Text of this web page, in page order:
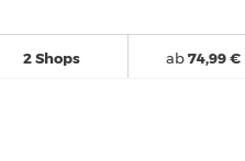
2 Shops ab74,99 €